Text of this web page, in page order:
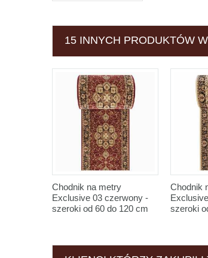
15 INNYCH PRODUKTÓW
Chodnik na metry
Exclusive 03 czerwony -
szeroki od 60 do 120 cm
Chodnik
szeroki